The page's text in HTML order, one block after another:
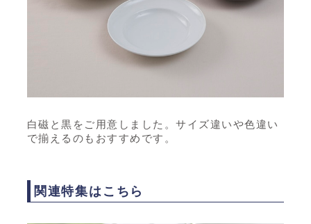
白磁と黒をご用意しました。サイズ違いや色違い
で揃えるのもおすすめです。
関連特集はこちら